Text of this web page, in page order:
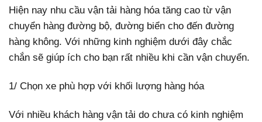
Hiện nay nhu cầu vận tải hàng hóa tăng cao từ vận
chuyển hàng đường bộ, đường biển cho đến đường
hàng không. Với những kinh nghiệm dưới đây chắc
chắn sẽ giúp ích cho bạn rất nhiều khi cần vận chuyển.
1/ Chọn xe phù hợp với khối lượng hàng hóa
Với nhiều khách hàng vận tải do chưa có kinh nghiệm